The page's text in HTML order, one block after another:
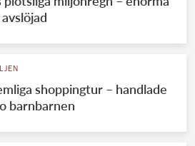
shoppingtur – handlade
barnbarnen